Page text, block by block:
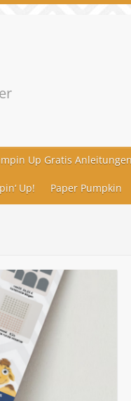
Up Gratis Anleitungen
Up! Paper Pumpkin